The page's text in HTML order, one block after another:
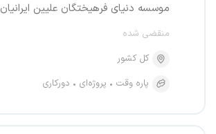
موسسه دنیای فرهیختگان علیین ایرانیان
منقضی شده
کل کشور
پاره وقت
پروژه‌ای دورکاری